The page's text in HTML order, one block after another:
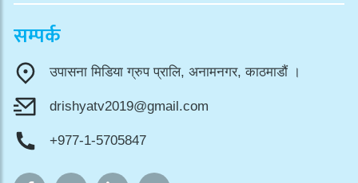
सम्पर्क
उपासना मिडिया ग्रुप प्रालि, अनामनगर, काठमाडौं ।
drishyatv2019@gmail.com
+977-1-5705847